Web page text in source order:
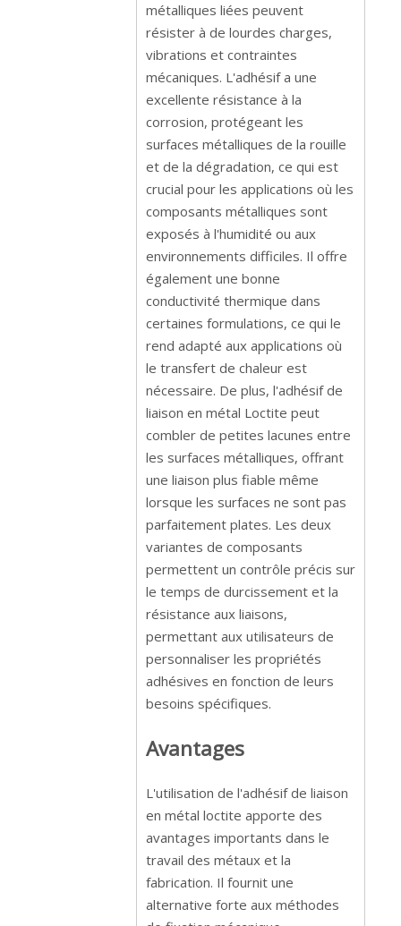
métalliques liées peuvent
résister à de lourdes charges,
vibrations et contraintes
mécaniques. L'adhésif a une
excellente résistance à la
corrosion, protégeant les
surfaces métalliques de la rouille
et de la dégradation, ce qui est
crucial pour les applications où les
composants métalliques sont
exposés à l'humidité ou aux
environnements difficiles. Il offre
également une bonne
conductivité thermique dans
certaines formulations, ce qui le
rend adapté aux applications où
le transfert de chaleur est
nécessaire. De plus, l'adhésif de
liaison en métal Loctite peut
combler de petites lacunes entre
les surfaces métalliques, offrant
une liaison plus fiable même
lorsque les surfaces ne sont pas
parfaitement plates. Les deux
variantes de composants
permettent un contrôle précis sur
le temps de durcissement et la
résistance aux liaisons,
permettant aux utilisateurs de
personnaliser les propriétés
adhésives en fonction de leurs
besoins spécifiques.
Avantages
L'utilisation de l'adhésif de liaison
en métal loctite apporte des
avantages importants dans le
travail des métaux et la
fabrication. Il fournit une
alternative forte aux méthodes